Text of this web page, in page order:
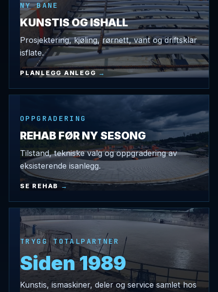
NY BANE
KUNSTIS OG ISHALL
Prosjektering, kjøling, rørnett, vant og driftsklar
isflate.
PLANLEGG ANLEGG
OPPGRADERING
REHAB FØR NY SESONG
Tilstand, tekniske valg og oppgradering av
eksisterende isanlegg.
SE REHAB
TRYGG TOTALPARTNER
Siden 1989
Kunstis, ismaskiner, deler og service samlet hos